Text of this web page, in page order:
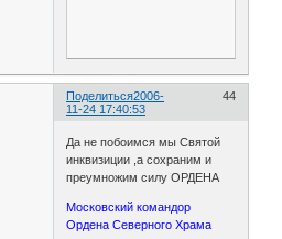
Поделиться 44
2006-
11-24 17:40:53
Да не побоимся мы Святой
инквизиции ,а сохраним и
преумножим силу ОРДЕНА
Московский командор
Ордена Северного Храма